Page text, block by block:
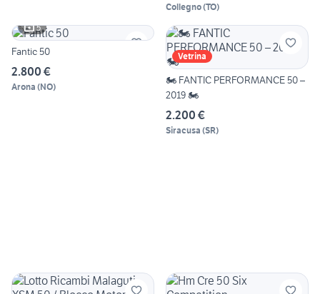
Collegno(TO)
5
Fantic 50
2.800 €
Arona (NO)
Vetrina
🏍️ FANTIC PERFORMANCE 50 –
2019 🏍️
2.200 €
Siracusa (SR)